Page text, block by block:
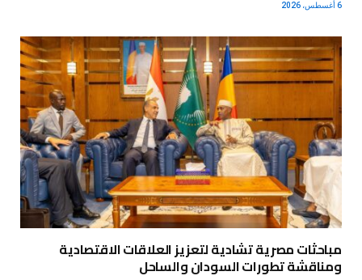
6 أغسطس، 2026
مباحثات مصرية تشادية لتعزيز العلاقات الاقتصادية
ومناقشة تطورات السودان والساحل